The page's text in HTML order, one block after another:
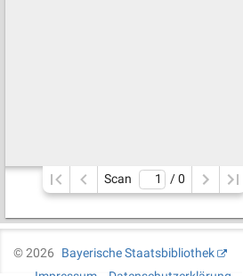
Scan / 0
©2026
Bayerische Staatsbibliothek